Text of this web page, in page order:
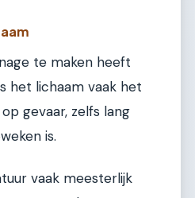
te maken heeft
het lichaam vaak het
gevaar, zelfs lang
is.
vaak meesterlijk